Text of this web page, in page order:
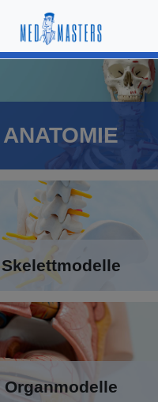
ANATOMIE
Skelettmodelle
Organmodelle